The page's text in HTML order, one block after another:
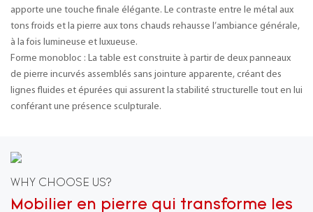
apporte une touche finale élégante. Le contraste entre le métal aux
tons froids et la pierre aux tons chauds rehausse l’ambiance générale,
à la fois lumineuse et luxueuse.
Forme monobloc : La table est construite à partir de deux panneaux
de pierre incurvés assemblés sans jointure apparente, créant des
lignes fluides et épurées qui assurent la stabilité structurelle tout en lui
conférant une présence sculpturale.
WHY CHOOSE US?
Mobilier en pierre qui transforme les